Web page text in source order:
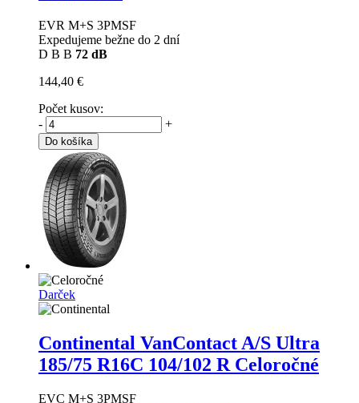
EVR M+S 3PMSF
Expedujeme bežne do 2 dní
D B B 72 dB
144,40 €
Počet kusov:
-
+
Do košíka
Darček
Continental VanContact A/S Ultra
185/75 R16C 104/102 R Celoročné
EVC M+S 3PMSF